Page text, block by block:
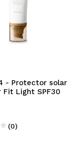
- Protector solar
Fit Light SPF30
(0)